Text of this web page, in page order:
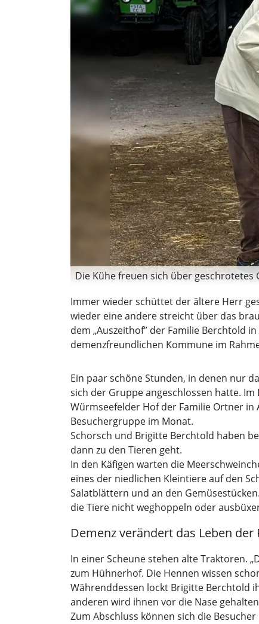
Die Kühe freuen sich über geschrotetes
Immer wieder schüttet der ältere Herr
wieder eine andere streicht über das
dem „Auszeithof” der Familie Berchtold
demenzfreundlichen Kommune im
Ein paar schöne Stunden, in denen nur
sich der Gruppe angeschlossen hatte.
Würmseefelder Hof der Familie Ortner
Besuchergruppe im Monat.
Schorsch und Brigitte Berchtold haben
dann zu den Tieren geht.
In den Käfigen warten die
eines der niedlichen Kleintiere auf den
Salatblättern und an den
die Tiere nicht weghoppeln oder
Demenz verändert das Leben der
In einer Scheune stehen alte Traktoren.
zum Hühnerhof. Die Hennen wissen
Währenddessen lockt Brigitte Berchtold
anderen wird ihnen vor die Nase
Zum Abschluss können sich die